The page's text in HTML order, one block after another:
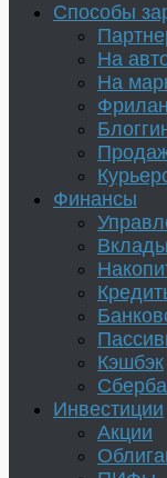
Способы
На
На
Финансы
Кэшбэк
Инвестиции
Акции